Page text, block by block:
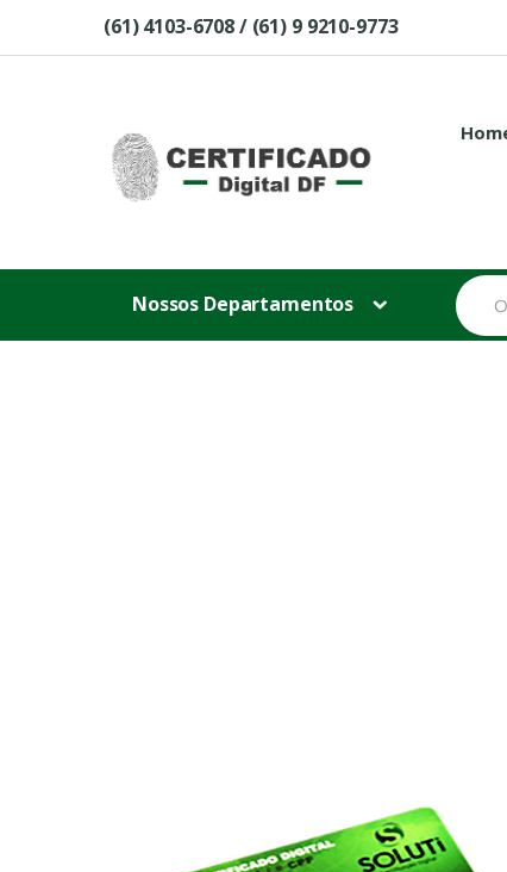
Skip to navigation
Skip to content(61) 4103-6708 / (61) 9 9210-9773
Nossos Departamentos
B
u
s